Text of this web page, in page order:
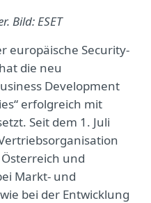
Bild: ESET
europäische Security-
die neu
Development
erfolgreich mit
Seit dem 1. Juli
Österreich und
Markt- und
bei der Entwicklung